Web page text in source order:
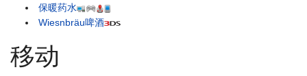
保暖药水
Wiesnbräu啤酒
移动